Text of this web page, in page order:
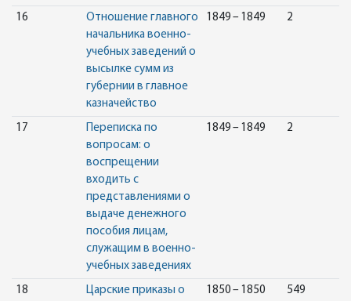
16
Отношение главного
начальника военно-
учебных заведений о
высылке сумм из
губернии в главное
казначейство
1849 – 1849 2
17
Переписка по
вопросам: о
воспрещении
входить с
представлениями о
выдаче денежного
пособия лицам,
служащим в военно-
учебных заведениях
1849 – 1849 2
18
Царские приказы о
1850 – 1850 549